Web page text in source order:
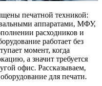
печатной техникой:
аппаратами, МФУ,
расходников и
работает без
момент, когда
а значит требуется
офис. Рассказываем,
для печати.